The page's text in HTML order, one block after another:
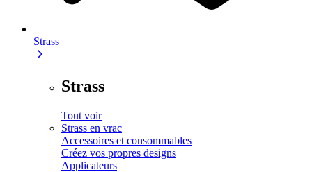
Strass
Strass
Tout voir
Strass en vrac
Accessoires et consommables
Créez vos propres designs
Applicateurs